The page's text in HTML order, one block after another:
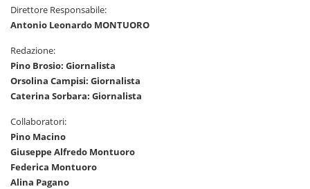
Direttore Responsabile:
Antonio Leonardo MONTUORO
Redazione:
Pino Brosio: Giornalista
Orsolina Campisi: Giornalista
Caterina Sorbara: Giornalista
Collaboratori:
Pino Macino
Giuseppe Alfredo Montuoro
Federica Montuoro
Alina Pagano